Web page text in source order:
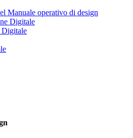
Manuale operativo di design
Digitale